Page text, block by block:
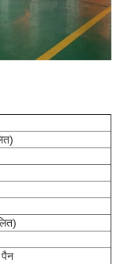
पैन